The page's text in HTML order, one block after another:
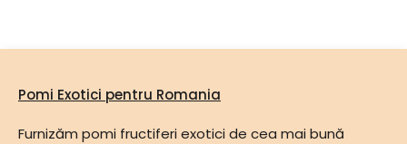
Pomi Exotici pentru Romania
Furnizăm pomi fructiferi exotici de cea mai bună